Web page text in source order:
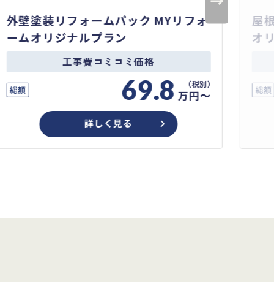
外壁塗装リフォームパック MYリフォ
ームオリジナルプラン
工事費コミコミ価格
総額 69.8 万円〜
詳しく見る
屋
オ
総額